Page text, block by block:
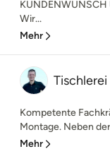
KUNDENWUNSCH
Wir...
Mehr
Kompetente
Montage. Neben
Mehr